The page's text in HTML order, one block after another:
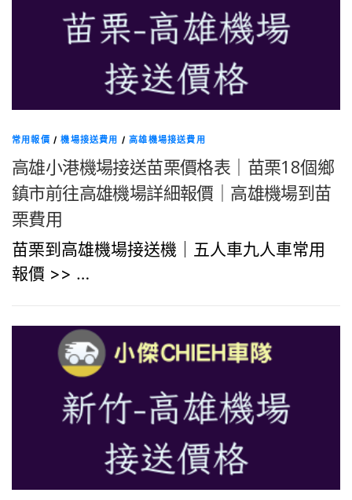
常用報價 /機場接送費用 /高雄機場接送費用
高雄小港機場接送苗栗價格表｜苗栗18個鄉
鎮市前往高雄機場詳細報價｜高雄機場到苗
栗費用
苗栗到高雄機場接送機｜五人車九人車常用
報價 >> …